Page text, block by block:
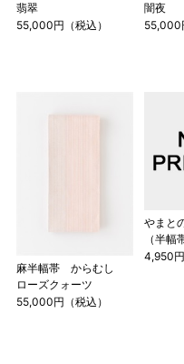
翡翠
55,000円（税込）
闇夜
55,000
麻半幅帯 からむし
ローズクォーツ
55,000円（税込）
やまと
（半幅
4,950円